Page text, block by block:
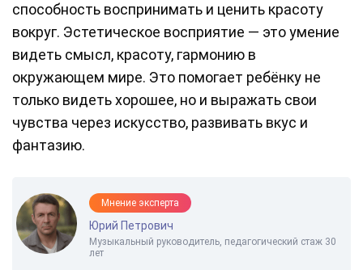
способность воспринимать и ценить красоту
вокруг. Эстетическое восприятие — это умение
видеть смысл, красоту, гармонию в
окружающем мире. Это помогает ребёнку не
только видеть хорошее, но и выражать свои
чувства через искусство, развивать вкус и
фантазию.
Мнение эксперта
Юрий Петрович
Музыкальный руководитель, педагогический стаж 30
лет